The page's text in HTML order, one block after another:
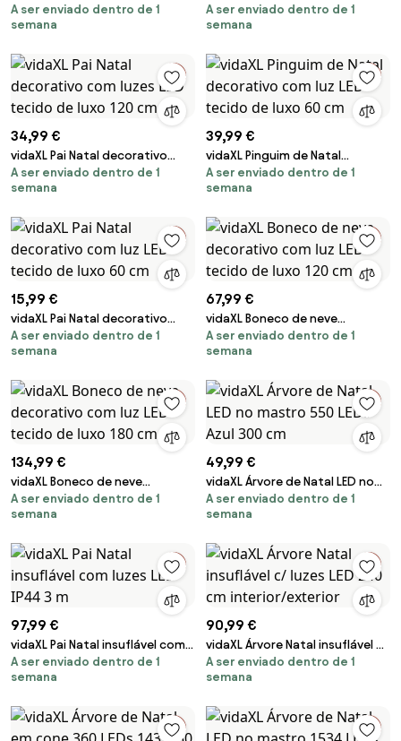
com luzes LED tecido de luxo
90 cm
A ser enviado dentro de 1
semana
decorativo com luzes LED
tecido de luxo 120 cm
A ser enviado dentro de 1
semana
34,99 €
vidaXL Pai Natal decorativo
com luzes LED tecido de luxo
120 cm
A ser enviado dentro de 1
semana
39,99 €
vidaXL Pinguim de Natal
decorativo com luz LED tecido
de luxo 60 cm
A ser enviado dentro de 1
semana
15,99 €
vidaXL Pai Natal decorativo
com luz LED tecido de luxo 60
cm
A ser enviado dentro de 1
semana
67,99 €
vidaXL Boneco de neve
decorativo com luz LED tecido
de luxo 120 cm
A ser enviado dentro de 1
semana
134,99 €
vidaXL Boneco de neve
decorativo com luz LED tecido
de luxo 180 cm
A ser enviado dentro de 1
semana
49,99 €
vidaXL Árvore de Natal LED no
mastro 550 LEDs Azul 300 cm
A ser enviado dentro de 1
semana
97,99 €
vidaXL Pai Natal insuflável com
luzes LED IP44 3 m
A ser enviado dentro de 1
semana
90,99 €
vidaXL Árvore Natal insuflável c/
luzes LED 240 cm
interior/exterior
A ser enviado dentro de 1
semana